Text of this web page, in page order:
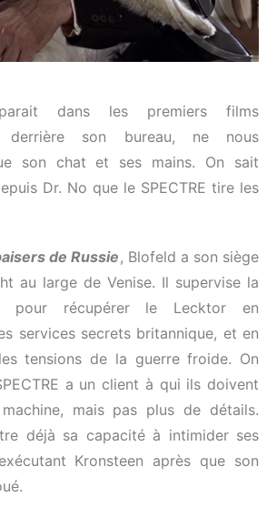
dans les premiers films
derrière son bureau, ne nous
son chat et ses mains. On sait
Dr. No que le SPECTRE tire les
de Russie, Blofeld a son siège
au large de Venise. Il supervise la
pour récupérer le Lecktor en
services secrets britannique, et en
tensions de la guerre froide. On
a un client à qui ils doivent
mais pas plus de détails.
déjà sa capacité à intimider ses
Kronsteen après que son